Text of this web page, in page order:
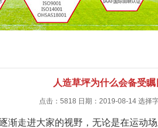
人造草坪为什么会备受瞩
点击：5818 日期：2019-08-14 选择
渐走进大家的视野，无论是在运动